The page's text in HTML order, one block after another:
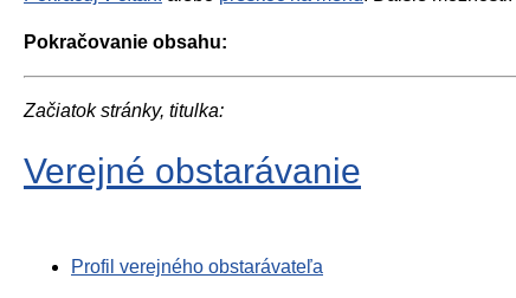
Pokračovanie obsahu:
Začiatok stránky, titulka:
Verejné obstarávanie
Profil verejného obstarávateľa